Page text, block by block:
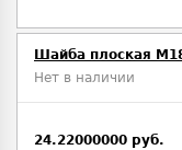
Шайба плоская
Нет в наличии
24.22000000 руб.